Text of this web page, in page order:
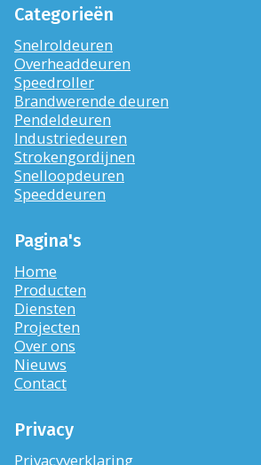
Categorieën
Snelroldeuren
Overheaddeuren
Speedroller
Brandwerende deuren
Pendeldeuren
Industriedeuren
Strokengordijnen
Snelloopdeuren
Speeddeuren
Pagina's
Home
Producten
Diensten
Projecten
Over ons
Nieuws
Contact
Privacy
Privacyverklaring